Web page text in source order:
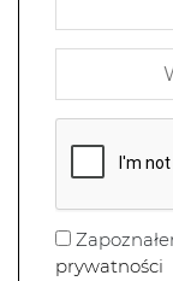
prywatności